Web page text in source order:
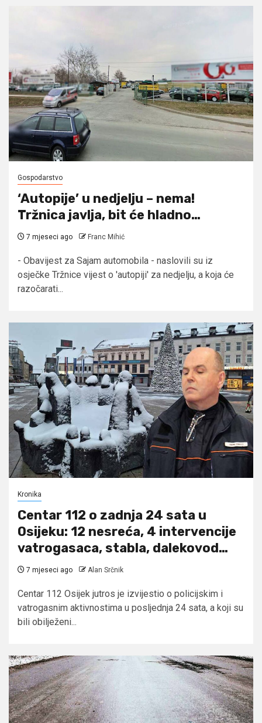
Gospodarstvo
‘Autopije’ u nedjelju – nema!
Tržnica javlja, bit će hladno…
7 mjeseci ago Franc Mihić
- Obavijest za Sajam automobila - naslovili su iz
osječke Tržnice vijest o 'autopiji' za nedjelju, a koja će
razočarati...
Kronika
Centar 112 o zadnja 24 sata u
Osijeku: 12 nesreća, 4 intervencije
vatrogasaca, stabla, dalekovod…
7 mjeseci ago Alan Srčnik
Centar 112 Osijek jutros je izvijestio o policijskim i
vatrogasnim aktivnostima u posljednja 24 sata, a koji su
bili obilježeni...